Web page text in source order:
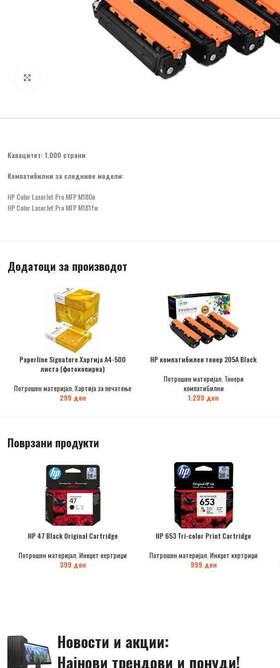
Капацитет: 1.000 страни
Компатибилни за следниве модели:
HP Color LaserJet Pro MFP M180n
HP Color LaserJet Pro MFP M181fw
Додатоци за производот
Paperline Signature Хартија А4-500
листа (фотокопирна)
Потрошен материјал ,Хартија за печатење
299 ден
НР компатибилен тонер 205A Black
Потрошен материјал, Тонери
компатибилни
1.299 ден
Поврзани продукти
HP 47 Black Original Cartridge
Потрошен материјал Инкџет кертриџи
399 ден
HP 653 Tri-color Print Cartridge
Потрошен материјал Инкџет кертриџи
999 ден
Новости и акции:
Најнови трендови и понуди!